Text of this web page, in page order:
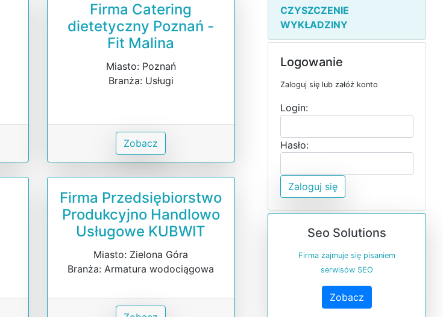
Firma Catering
dietetyczny Poznań -
Fit Malina
Miasto: Poznań
Branża: Usługi
Zobacz
Firma Przedsiębiorstwo
Produkcyjno Handlowo
Usługowe KUBWIT
Miasto: Zielona Góra
Branża: Armatura wodociągowa
CZYSZCZENIE
WYKŁADZINY
Logowanie
Zaloguj się lub załóż konto
Login:
Hasło:
Zaloguj się
Seo Solutions
Firma zajmuje się pisaniem
serwisów SEO
Zobacz